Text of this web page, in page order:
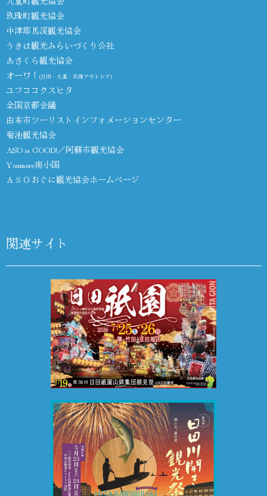
玖珠町観光協会
中津耶馬渓観光協会
うきは観光みらいづくり公社
あさくら観光協会
オーワ！ (日田・九重・玖珠アウトドア)
ユフココクスヒタ
全国京都会議
由布市ツーリストインフォメーションセンター
菊池観光協会
ASO is GOOD!／阿蘇市観光協会
Youmore南小国
ＡＳＯおぐに観光協会ホームページ
関連サイト